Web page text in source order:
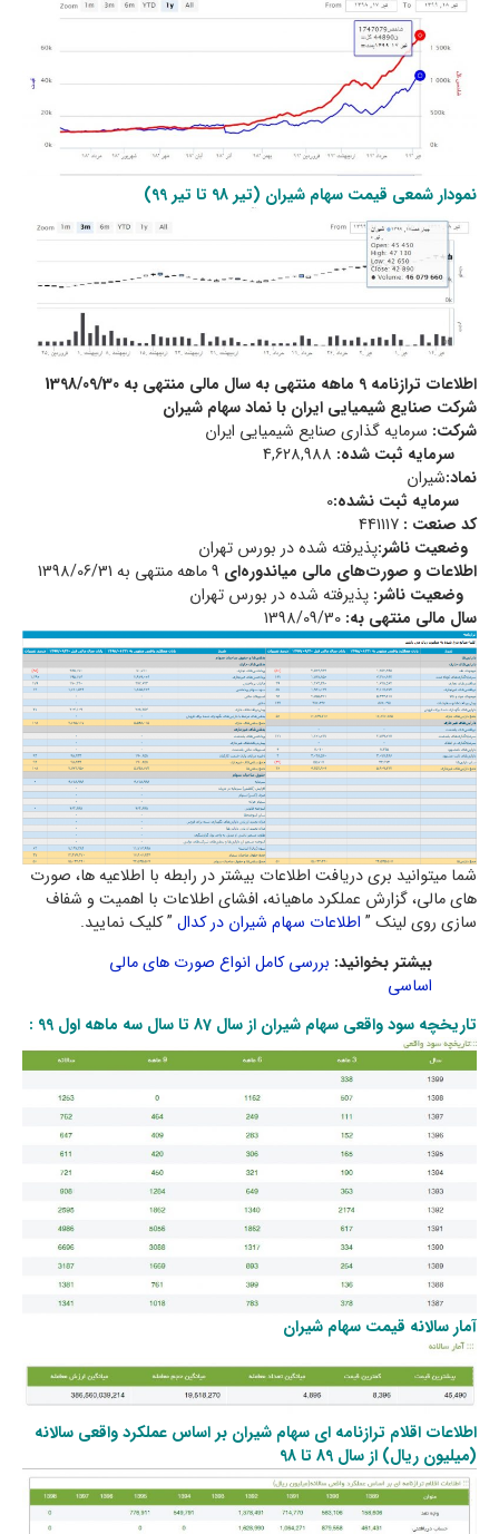
نمودار شمعی قیمت سهام شیران (تیر 98 تا تیر 99)
اطلاعات ترازنامه 9 ماهه منتهی به سال مالی منتهی به
1398/09/30
شرکت صنايع شيميایی ايران با نماد سهام شیران
شرکت: سرمايه گذاري صنايع شيميایی ايران
سرمایه ثبت شده: 4,628,988
نماد:شيران
سرمایه ثبت نشده:0
کد صنعت :
وضعیت ناشر:پذيرفته شده در بورس تهران
اطلاعات و صورت‌های مالی میاندوره‌ای 9 ماهه منتهی به 1398/06/31
وضعیت ناشر: پذيرفته شده در بورس تهران
سال مالی منتهی به: 1398/09/30
شما میتوانید بری دریافت اطلاعات بیشتر در رابطه با اطلاعیه ها، صورت
های مالی، گزارش عملکرد ماهیانه، افشای اطلاعات با اهمیت و شفاف
سازی روی لینک ” اطلاعات سهام شیران در کدال ” کلیک نمایید.
بیشتر بخوانید: بررسی کامل انواع صورت های مالی
اساسی
تاریخچه سود واقعی سهام شیران از سال 87 تا سال سه ماهه اول 99 :
آمار سالانه قیمت سهام شیران
اطلاعات اقلام ترازنامه ای سهام شیران بر اساس عملکرد واقعی سالانه
(میلیون ریال) از سال 89 تا 98